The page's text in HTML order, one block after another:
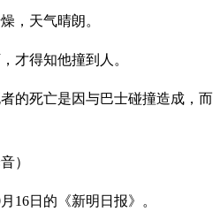
，天气晴朗。
才得知他撞到人。
的死亡是因与巴士碰撞造成，而
）
16日的《新明日报》。